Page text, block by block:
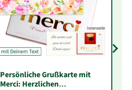
Persönliche Grußkarte mit
Merci: Herzlichen